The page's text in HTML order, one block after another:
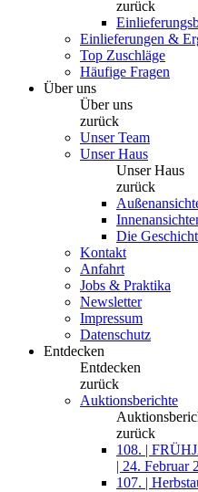
zurück
Einlieferungen &
Top Zuschläge
Häufige Fragen
Über uns
Über uns
zurück
Unser Team
Unser Haus
Unser Haus
zurück
Die
Kontakt
Anfahrt
Jobs & Praktika
Newsletter
Impressum
Datenschutz
Entdecken
Entdecken
zurück
Auktionsberichte
zurück
108. |
| 24. Februar
107. |